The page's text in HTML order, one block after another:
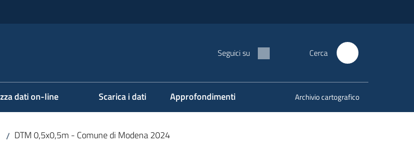
Seguici su Cerca
dati on-line Scarica i dati Approfondimenti Archivio cartografico
/ DTM 0,5x0,5m - Comune di Modena 2024